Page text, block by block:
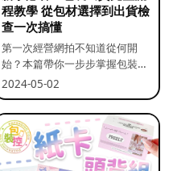
程教學 從包材選擇到出貨檢
查一次搞懂
第一次經營網拍不知道從何開
始？本篇帶你一步步掌握包裝流
程與出貨前檢查重點。
2024-05-02